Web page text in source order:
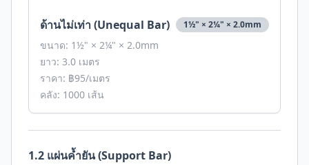
ด้านไม่เท่า (Unequal Bar) 1½" × 2¼" × 2.0mm
ขนาด: 1½" × 2¼" × 2.0mm
ยาว: 3.0 เมตร
ราคา: ฿95/เมตร
คลัง: 1000 เส้น
1.2 แผ่นค้ำยัน (Support Bar)